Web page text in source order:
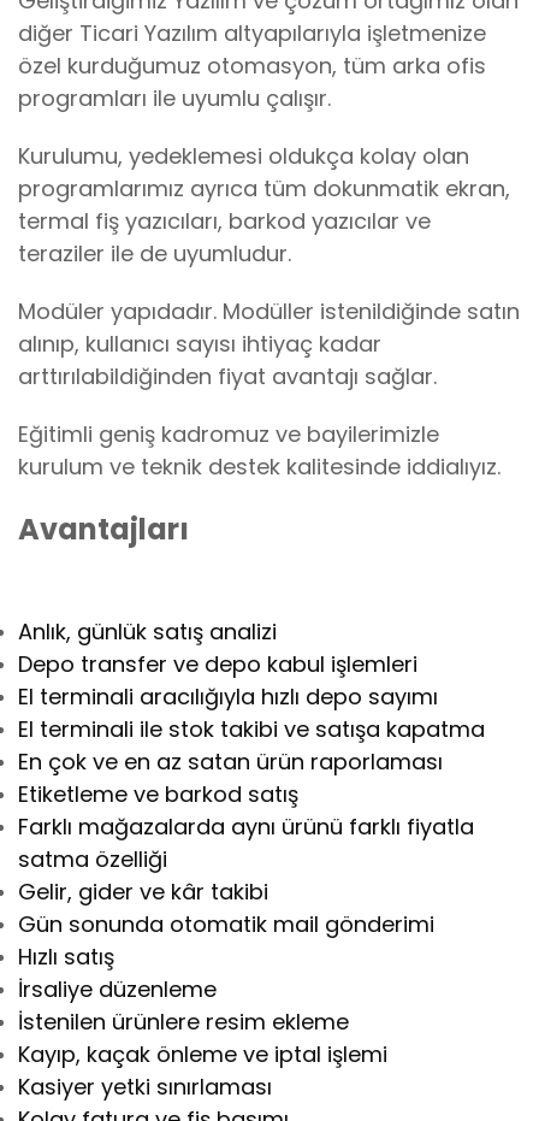
diğer Ticari Yazılım altyapılarıyla işletmenize
özel kurduğumuz otomasyon, tüm arka ofis
programları ile uyumlu çalışır.
Kurulumu, yedeklemesi oldukça kolay olan
programlarımız ayrıca tüm dokunmatik ekran,
termal fiş yazıcıları, barkod yazıcılar ve
teraziler ile de uyumludur.
Modüler yapıdadır. Modüller istenildiğinde satın
alınıp, kullanıcı sayısı ihtiyaç kadar
arttırılabildiğinden fiyat avantajı sağlar.
Eğitimli geniş kadromuz ve bayilerimizle
kurulum ve teknik destek kalitesinde iddialıyız.
Avantajları
Anlık, günlük satış analizi
Depo transfer ve depo kabul işlemleri
El terminali aracılığıyla hızlı depo sayımı
El terminali ile stok takibi ve satışa kapatma
En çok ve en az satan ürün raporlaması
Etiketleme ve barkod satış
Farklı mağazalarda aynı ürünü farklı fiyatla
satma özelliği
Gelir, gider ve kâr takibi
Gün sonunda otomatik mail gönderimi
Hızlı satış
İrsaliye düzenleme
İstenilen ürünlere resim ekleme
Kayıp, kaçak önleme ve iptal işlemi
Kasiyer yetki sınırlaması